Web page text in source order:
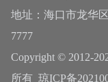
地址：海口市龙华
7777
Copyright © 2012-
所有 琼ICP备